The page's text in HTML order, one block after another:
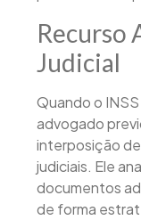
Recurso
Judicial
Quando o
advogado
interposição
judiciais. Ele
documentos
de forma